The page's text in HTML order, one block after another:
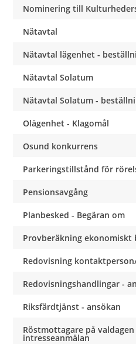
Nominering till
Nätavtal
Nätavtal lägenhet -
Nätavtal Solatum
Nätavtal Solatum -
Olägenhet - Klagomål
Osund konkurrens
Parkeringstillstånd för
Pensionsavgång
Planbesked - Begäran om
Provberäkning ekonomiskt
Redovisning
Redovisningshandlingar -
Riksfärdtjänst - ansökan
Röstmottagare på
intresseanmälan